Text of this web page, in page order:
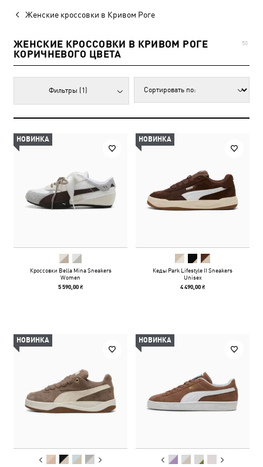
Женские кроссовки в Кривом Роге
ЖЕНСКИЕ КРОССОВКИ В КРИВОМ РОГЕ
КОРИЧНЕВОГО ЦВЕТА
50
Фильтры (1)
НОВИНКА
Кроссовки Bella Mina Sneakers
Women
5 590,00 ₴
НОВИНКА
Кеды Park Lifestyle II Sneakers
Unisex
4 490,00 ₴
НОВИНКА НОВИНКА